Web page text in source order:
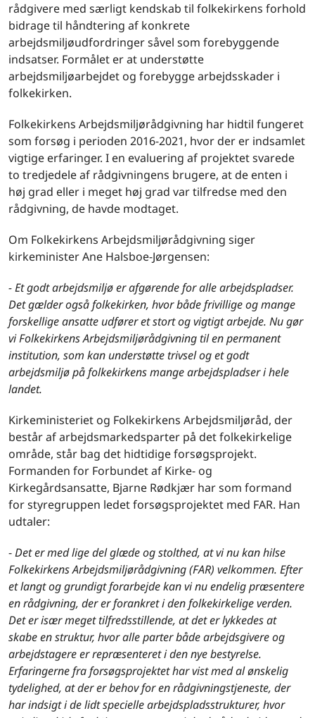
rådgivere med særligt kendskab til folkekirkens forhold
bidrage til håndtering af konkrete
arbejdsmiljøudfordringer såvel som forebyggende
indsatser. Formålet er at understøtte
arbejdsmiljøarbejdet og forebygge arbejdsskader i
folkekirken.
Folkekirkens Arbejdsmiljørådgivning har hidtil fungeret
som forsøg i perioden 2016-2021, hvor der er indsamlet
vigtige erfaringer. I en evaluering af projektet svarede
to tredjedele af rådgivningens brugere, at de enten i
høj grad eller i meget høj grad var tilfredse med den
rådgivning, de havde modtaget.
Om Folkekirkens Arbejdsmiljørådgivning siger
kirkeminister Ane Halsboe-Jørgensen:
- Et godt arbejdsmiljø er afgørende for alle arbejdspladser.
Det gælder også folkekirken, hvor både frivillige og mange
forskellige ansatte udfører et stort og vigtigt arbejde. Nu gør
vi Folkekirkens Arbejdsmiljørådgivning til en permanent
institution, som kan understøtte trivsel og et godt
arbejdsmiljø på folkekirkens mange arbejdspladser i hele
landet.
Kirkeministeriet og Folkekirkens Arbejdsmiljøråd, der
består af arbejdsmarkedsparter på det folkekirkelige
område, står bag det hidtidige forsøgsprojekt.
Formanden for Forbundet af Kirke- og
Kirkegårdsansatte, Bjarne Rødkjær har som formand
for styregruppen ledet forsøgsprojektet med FAR. Han
udtaler:
-Det er med lige del glæde og stolthed, at vi nu kan hilse
Folkekirkens Arbejdsmiljørådgivning (FAR) velkommen. Efter
et langt og grundigt forarbejde kan vi nu endelig præsentere
en rådgivning, der er forankret i den folkekirkelige verden.
Det er især meget tilfredsstillende, at det er lykkedes at
skabe en struktur, hvor alle parter både arbejdsgivere og
arbejdstagere er repræsenteret i den nye bestyrelse.
Erfaringerne fra forsøgsprojektet har vist med al ønskelig
tydelighed, at der er behov for en rådgivningstjeneste, der
har indsigt i de lidt specielle arbejdspladsstrukturer, hvor